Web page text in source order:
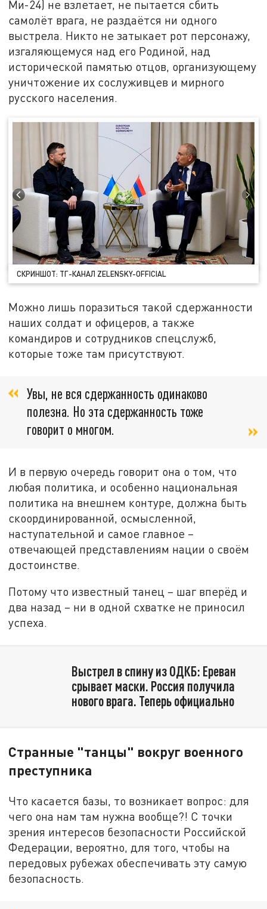
Ми-24) не взлетает, не пытается сбить
самолёт врага, не раздаётся ни одного
выстрела. Никто не затыкает рот персонажу,
изгаляющемуся над его Родиной, над
исторической памятью отцов, организующему
уничтожение их сослуживцев и мирного
русского населения.
СКРИНШОТ: ТГ-КАНАЛ ZELENSKY-OFFICIAL
Можно лишь поразиться такой сдержанности
наших солдат и офицеров, а также
командиров и сотрудников спецслужб,
которые тоже там присутствуют.
Увы, не вся сдержанность одинаково
полезна. Но эта сдержанность тоже
говорит о многом.
И в первую очередь говорит она о том, что
любая политика, и особенно национальная
политика на внешнем контуре, должна быть
скоординированной, осмысленной,
наступательной и самое главное –
отвечающей представлениям нации о своём
достоинстве.
Потому что известный танец – шаг вперёд и
два назад – ни в одной схватке не приносил
успеха.
Выстрел в спину из ОДКБ: Ереван
срывает маски. Россия получила
нового врага. Теперь официально
Странные "танцы" вокруг военного
преступника
Что касается базы, то возникает вопрос: для
чего она нам там нужна вообще?! С точки
зрения интересов безопасности Российской
Федерации, вероятно, для того, чтобы на
передовых рубежах обеспечивать эту самую
безопасность.